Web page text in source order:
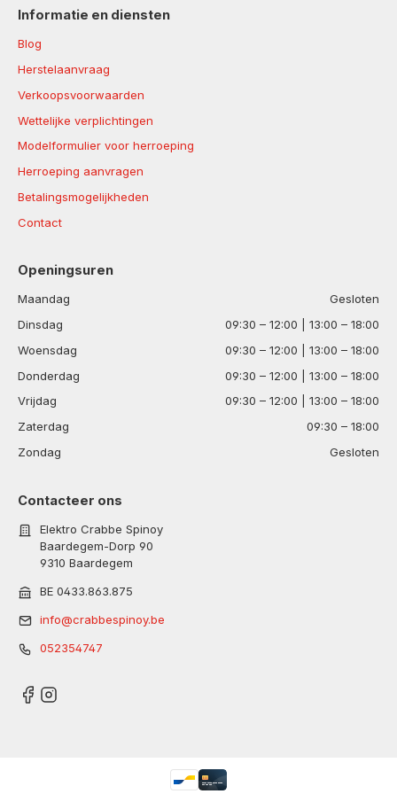
Informatie en diensten
Blog
Herstelaanvraag
Verkoopsvoorwaarden
Wettelijke verplichtingen
Modelformulier voor herroeping
Herroeping aanvragen
Betalingsmogelijkheden
Contact
Openingsuren
Maandag
Gesloten
Dinsdag
09:30 – 12:00 | 13:00 – 18:00
Woensdag
09:30 – 12:00 | 13:00 – 18:00
Donderdag
09:30 – 12:00 | 13:00 – 18:00
Vrijdag
09:30 – 12:00 | 13:00 – 18:00
Zaterdag
09:30 – 18:00
Zondag
Gesloten
Contacteer ons
Elektro Crabbe Spinoy
Baardegem-Dorp 90
9310 Baardegem
BE 0433.863.875
info@crabbespinoy.be
052354747